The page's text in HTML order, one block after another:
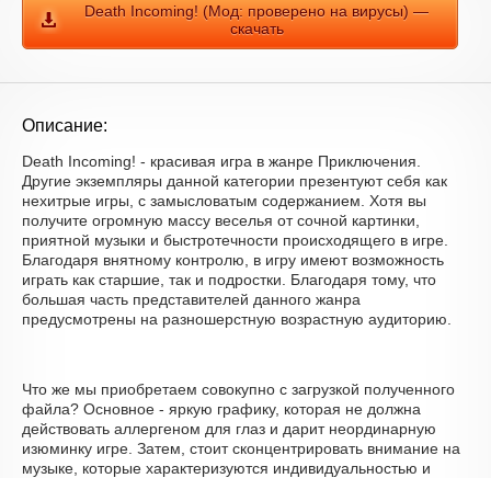
Death Incoming! (Мод: проверено на вирусы) —
скачать
Описание:
Death Incoming! - красивая игра в жанре Приключения.
Другие экземпляры данной категории презентуют себя как
нехитрые игры, с замысловатым содержанием. Хотя вы
получите огромную массу веселья от сочной картинки,
приятной музыки и быстротечности происходящего в игре.
Благодаря внятному контролю, в игру имеют возможность
играть как старшие, так и подростки. Благодаря тому, что
большая часть представителей данного жанра
предусмотрены на разношерстную возрастную аудиторию.
Что же мы приобретаем совокупно с загрузкой полученного
файла? Основное - яркую графику, которая не должна
действовать аллергеном для глаз и дарит неординарную
изюминку игре. Затем, стоит сконцентрировать внимание на
музыке, которые характеризуются индивидуальностью и